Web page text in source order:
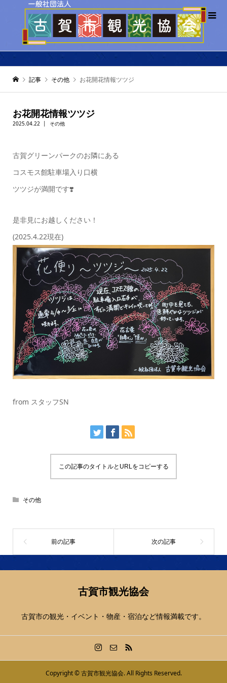
記事 その他 お花開花情報ツツジ
お花開花情報ツツジ
2025.04.22 その他
古賀グリーンパークのお隣にある
コスモス館駐車場入り口横
ツツジが満開です❣️
是非見にお越しください！
(2025.4.22現在)
from スタッフSN
この記事のタイトルとURLをコピーする
その他
古賀市観光協会
古賀市の観光・イベント・物産・宿泊など情報満載です。
Copyright ©古賀市観光協会. All Rights Reserved.